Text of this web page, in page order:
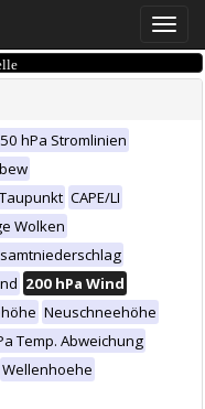
Toggle
hPa Stromlinien
CAPE/LI
Wolken
200 hPa Wind
Neuschneehöhe
Temp. Abweichung
Wellenhoehe